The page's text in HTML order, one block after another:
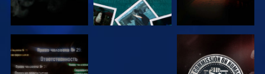
СМОТРЕТЬ СМОТРЕТЬ